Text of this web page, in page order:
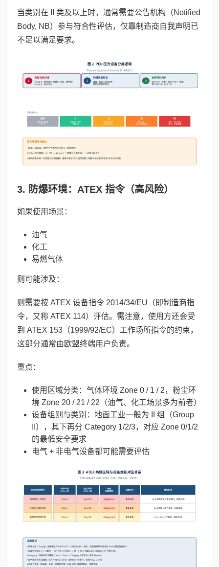
当类别在 II 类及以上时，通常需要公告机构（Notified
Body, NB）参与符合性评估，仅靠制造商自我声明已
不足以满足要求。
3. 防爆环境：ATEX 指令（高风险）
如果使用场景：
油气
化工
易燃气体
则可能涉及：
则需要按 ATEX 设备指令 2014/34/EU（即制造商指
令，又称 ATEX 114）评估。需注意，使用方还会受
到 ATEX 153（1999/92/EC）工作场所指令的约束，
这部分通常由欧盟终端用户负责。
重点：
使用区域分类：气体环境 Zone 0 / 1 / 2，粉尘环
境 Zone 20 / 21 / 22（油气、化工场景多为前者）
设备组别与类别：地面工业一般为 II 组（Group
II），其下再分 Category 1/2/3，对应 Zone 0/1/2
的最低安全要求
电气 + 非电气设备都可能需要评估